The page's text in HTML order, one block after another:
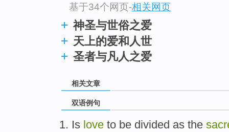
基于34个网页-相关网页
神圣与世俗之爱
天上的爱和人世
圣者与凡人之爱
相关文章
双语例句
Is love to be divided as the